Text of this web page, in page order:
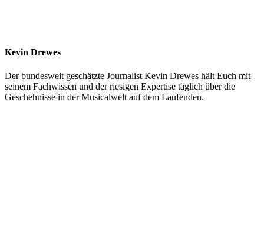
Kevin Drewes
Der bundesweit geschätzte Journalist Kevin Drewes hält Euch mit
seinem Fachwissen und der riesigen Expertise täglich über die
Geschehnisse in der Musicalwelt auf dem Laufenden.